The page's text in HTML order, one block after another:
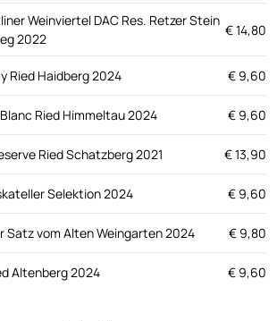
Weinviertel DAC Res. Retzer Stein
2022
€ 14,80
Ried Haidberg 2024 € 9,60
Ried Himmeltau 2024 € 9,60
Ried Schatzberg 2021 € 13,90
Selektion 2024 € 9,60
Satz vom Alten Weingarten 2024 € 9,80
Altenberg 2024 € 9,60